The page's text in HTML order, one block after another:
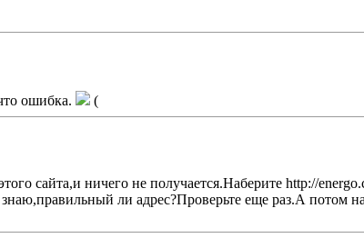
ошибка. (
сайта,и ничего не получается.Наберите http://
ли адрес?Проверьте еще раз.А потом